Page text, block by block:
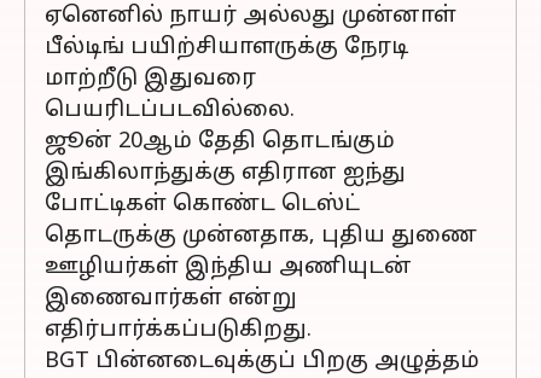
ஏனெனில் நாயர் அல்லது முன்னாள்
பீல்டிங் பயிற்சியாளருக்கு நேரடி
மாற்றீடு இதுவரை
பெயரிடப்படவில்லை.
ஜூன் 20ஆம் தேதி தொடங்கும்
இங்கிலாந்துக்கு எதிரான ஐந்து
போட்டிகள் கொண்ட டெஸ்ட்
தொடருக்கு முன்னதாக, புதிய துணை
ஊழியர்கள் இந்திய அணியுடன்
இணைவார்கள் என்று
எதிர்பார்க்கப்படுகிறது.
BGT பின்னடைவுக்குப் பிறகு அழுத்தம்